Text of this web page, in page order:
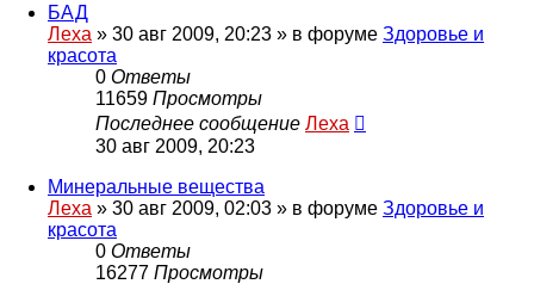
БАД
Леха » 30 авг 2009, 20:23 » в форуме Здоровье и
красота
0 Ответы
11659 Просмотры
Последнее сообщение Леха
30 авг 2009, 20:23
Минеральные вещества
Леха » 30 авг 2009, 02:03 » в форуме Здоровье и
красота
0 Ответы
16277 Просмотры